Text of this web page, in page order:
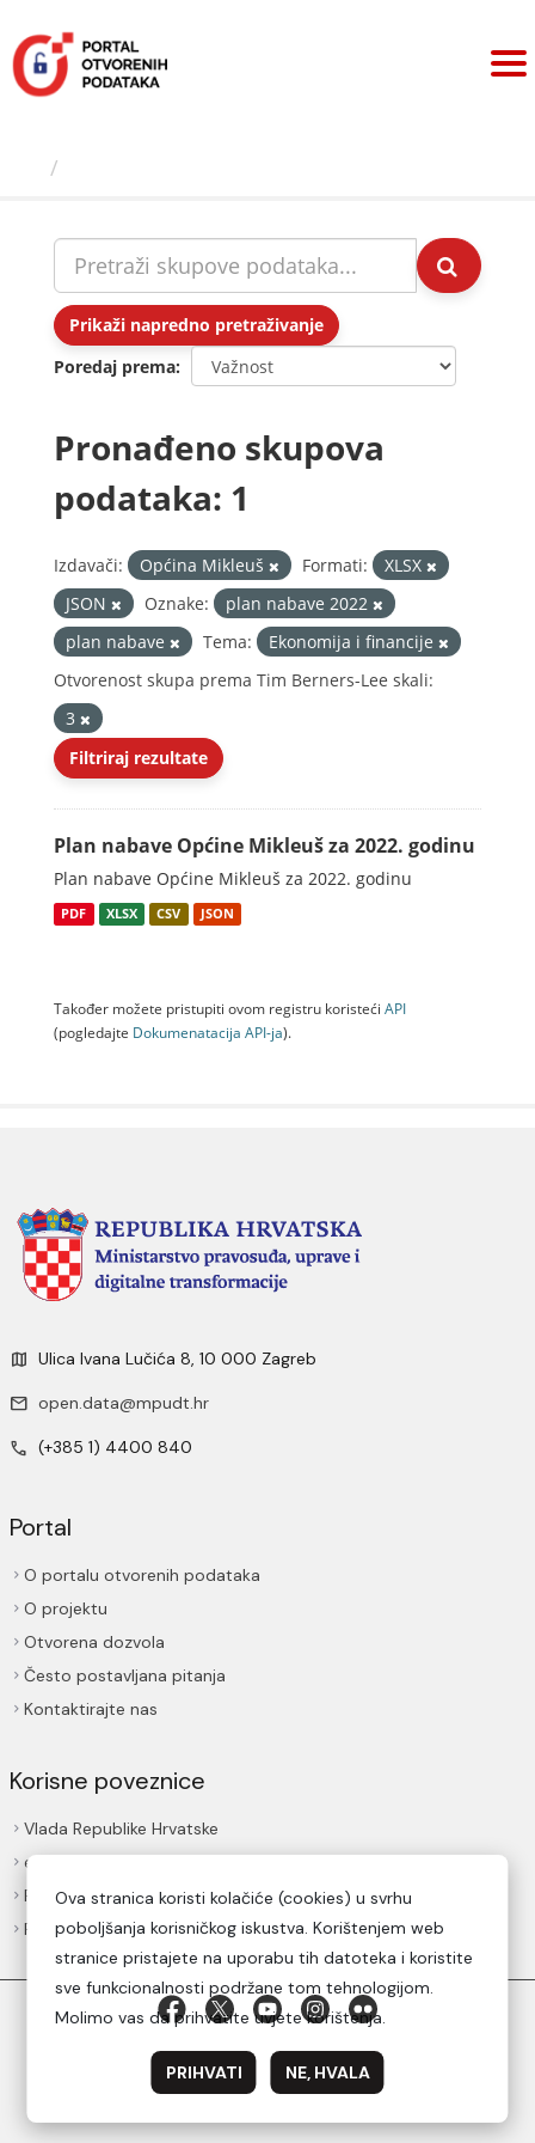
sadržaj
Prikaži napredno pretraživanje
Poredaj prema
Pronađeno skupova
podataka: 1
Izdavači: Općina Mikleuš Formati:
XLSX
JSON
Oznake:
plan nabave 2022
plan nabave
Tema:
Ekonomija i financije
Otvorenost skupa prema Tim Berners-Lee skali:
3
Filtriraj rezultate
Plan nabave Općine Mikleuš za 2022. godinu
Plan nabave Općine Mikleuš za 2022. godinu
PDF XLSX CSV JSON
Također možete pristupiti ovom registru koristeći API
(pogledajte Dokumenаtаcijа API-jа).